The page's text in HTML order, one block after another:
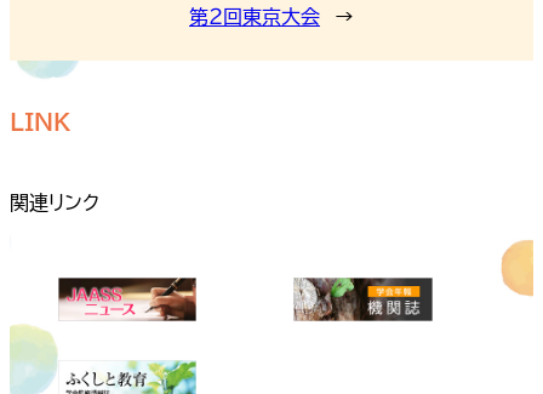
第２回東京大会 →
LINK
関連リンク